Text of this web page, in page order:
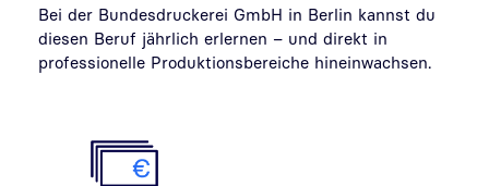
Bei der Bundesdruckerei GmbH in Berlin kannst du
diesen Beruf jährlich erlernen – und direkt in
professionelle Produktionsbereiche hineinwachsen.